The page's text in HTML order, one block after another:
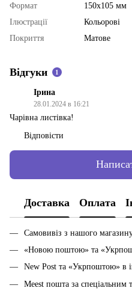
Формат
150х105 мм
Ілюстрації
Кольорові
Покриття
Матове
Відгуки 1
Ірина
28.01.2024 в 16:21
Чарівна листівка!
Відповісти
Доставка Оплата
Самовивіз з нашого
«Новою поштою» та
New Post та «Укрпоштою» в
Meest пошта за